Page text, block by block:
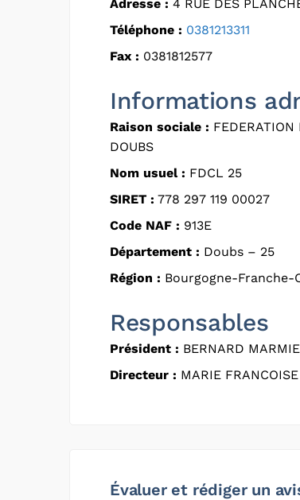
Adresse : 4 RUE DES
Téléphone : 0381213311
Fax : 0381812577
Informations
Raison sociale : FEDERATION
DOUBS
Nom usuel : FDCL 25
SIRET : 778 297 119 00027
Code NAF : 913E
Département : Doubs – 25
Région : Bourgogne-Franche-
Responsables
Président : BERNARD
Directeur : MARIE
Évaluer et rédiger un